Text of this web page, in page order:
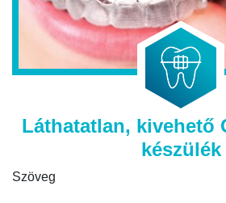
Láthatatlan, kivehető
készülék
Szöveg